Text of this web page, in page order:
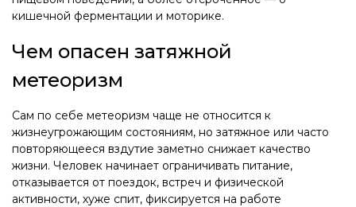
кишечной ферментации и моторике.
Чем опасен затяжной
метеоризм
Сам по себе метеоризм чаще не относится к
жизнеугрожающим состояниям, но затяжное или часто
повторяющееся вздутие заметно снижает качество
жизни. Человек начинает ограничивать питание,
отказывается от поездок, встреч и физической
активности, хуже спит, фиксируется на работе